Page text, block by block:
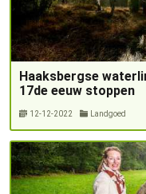
Haaksbergse
17de eeuw stoppen
12-12-2022 Landgoed